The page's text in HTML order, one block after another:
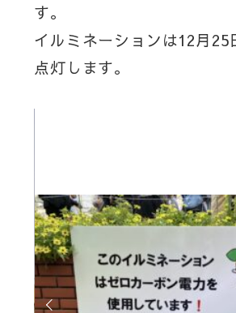
す。
イルミネーションは12月25
点灯します。